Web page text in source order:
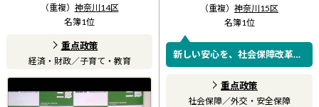
（重複） 神奈川14区
名簿1位
重点政策
経済・財政／子育て・教育
（重複） 神奈川15区
名簿1位
新しい安心を、社会保障改革か
ら。
重点政策
社会保障／外交・安全保障